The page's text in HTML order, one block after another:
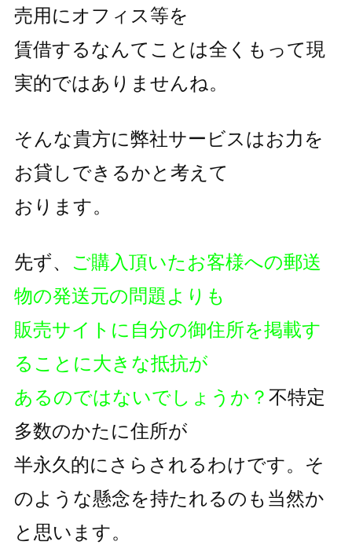
売用にオフィス等を
賃借するなんてことは全くもって現
実的ではありませんね。
そんな貴方に弊社サービスはお力を
お貸しできるかと考えて
おります。
先ず、 ご購入頂いたお客様への郵送
物の発送元の問題よりも
販売サイトに自分の御住所を掲載す
ることに大きな抵抗が
あるのではないでしょうか？ 不特定
多数のかたに住所が
半永久的にさらされるわけです。そ
のような懸念を持たれるのも 当然か
と思います。